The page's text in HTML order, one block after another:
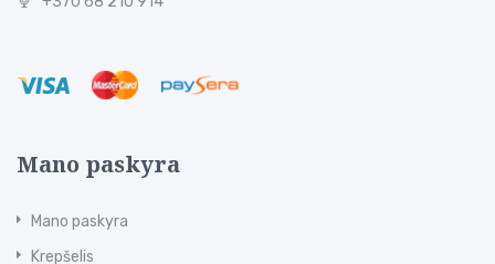
Mano paskyra
Mano paskyra
Krepšelis